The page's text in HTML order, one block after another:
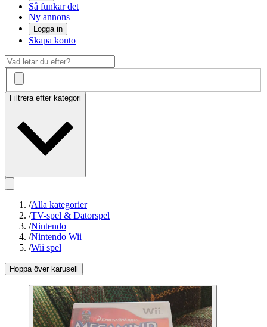
Så funkar det
Ny annons
Logga in
Skapa konto
Filtrera efter kategori
/Alla kategorier
/TV-spel & Datorspel
/Nintendo
/Nintendo Wii
/Wii spel
Hoppa över karusell